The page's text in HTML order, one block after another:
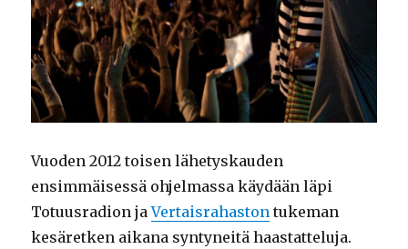
Vuoden 2012 toisen lähetyskauden
ensimmäisessä ohjelmassa käydään läpi
Totuusradion jaVertaisrahaston tukeman
kesäretken aikana syntyneitä haastatteluja.